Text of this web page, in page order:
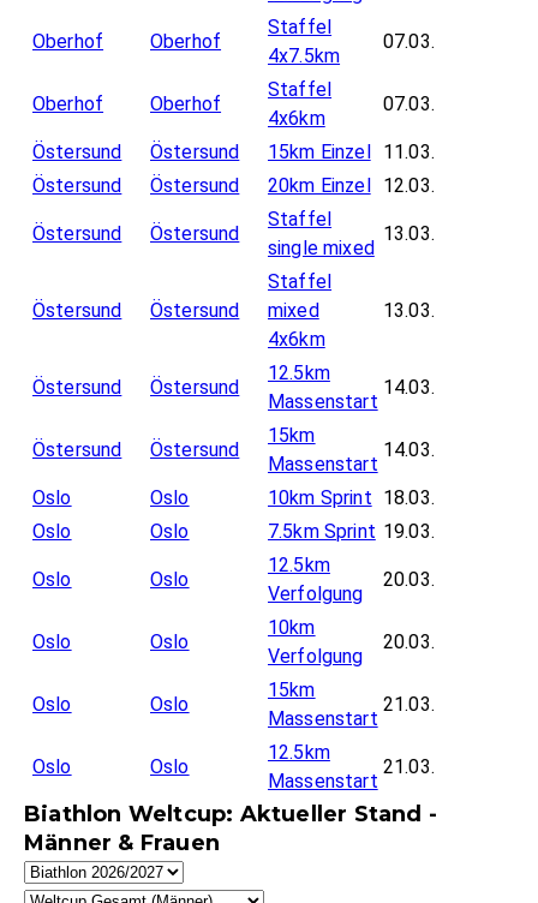
Oberhof Oberhof
Staffel
4x7.5km
07.03.
Oberhof Oberhof
Staffel
4x6km
07.03.
Östersund Östersund 15km Einzel
11.03.
Östersund
Östersund 20km Einzel 12.03.
Östersund Östersund
Staffel
single mixed
13.03.
Östersund Östersund
Staffel
mixed
4x6km
13.03.
Östersund Östersund
12.5km
Massenstart
14.03.
Östersund Östersund
15km
Massenstart
14.03.
Oslo Oslo 10km Sprint 18.03.
Oslo
Oslo 7.5km Sprint 19.03.
Oslo Oslo
12.5km
Verfolgung
20.03.
Oslo Oslo
10km
Verfolgung
20.03.
Oslo Oslo
15km
Massenstart
21.03.
Oslo Oslo
12.5km
Massenstart
21.03.
Biathlon Weltcup: Aktueller Stand -
Männer & Frauen